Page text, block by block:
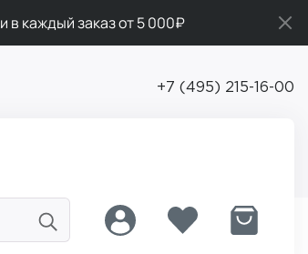
в каждый заказ от 5 000₽
+7 (495) 215-16-00